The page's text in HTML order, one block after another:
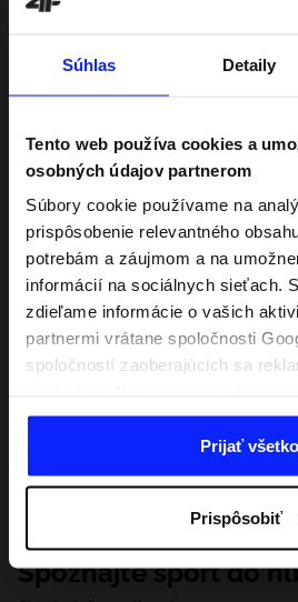
Súhlas Detaily
Tento web používa cookies a
osobných údajov partnerom
Súbory cookie používame na
prispôsobenie relevantného
potrebám a záujmom a na
informácií na sociálnych sieťach.
zdieľame informácie o vašich
partnermi vrátane spoločnosti
spoločností zaoberajúcich sa
kombinovať s inými, ktoré
webovej stránky, ako aj s údajmi,
dôsledku vášho používania ich
našim partnerom, aby sme
zobrazovania online reklamy,
prieskum, upravili obsah a zlepšili
Prijať všetko
Prispôsobiť
Spoznajte šport do